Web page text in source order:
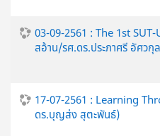
03-09-2561 : The 1st
สอ้าน/รศ.ดร.ประภาศรี อัศว
17-07-2561 : Learning
ดร.บุญส่ง สุตะพันธ์)